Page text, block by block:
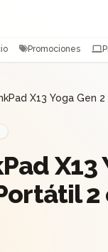
Promociones
X13 Yoga Gen
X13